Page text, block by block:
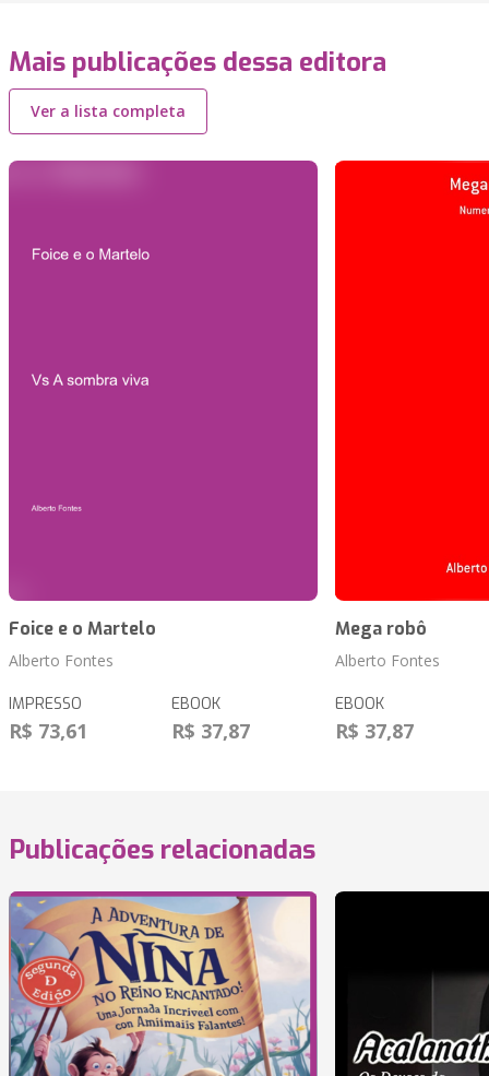
Mais publicações dessa editora
Ver a lista completa
Foice e o Martelo
Alberto Fontes
IMPRESSO
R$ 73,61
EBOOK
R$ 37,87
Mega robô
Alberto Fontes
EBOOK
R$ 37,87
Publicações relacionadas